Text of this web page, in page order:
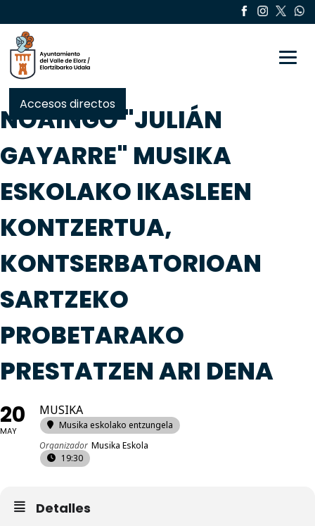
Accesos directos
NOAINGO "JULIÁN
GAYARRE" MUSIKA
ESKOLAKO IKASLEEN
KONTZERTUA,
KONTSERBATORIOAN
SARTZEKO
PROBETARAKO
PRESTATZEN ARI DENA
20
MAY
MUSIKA
Musika eskolako entzungela
Organizador Musika Eskola
19:30
Detalles